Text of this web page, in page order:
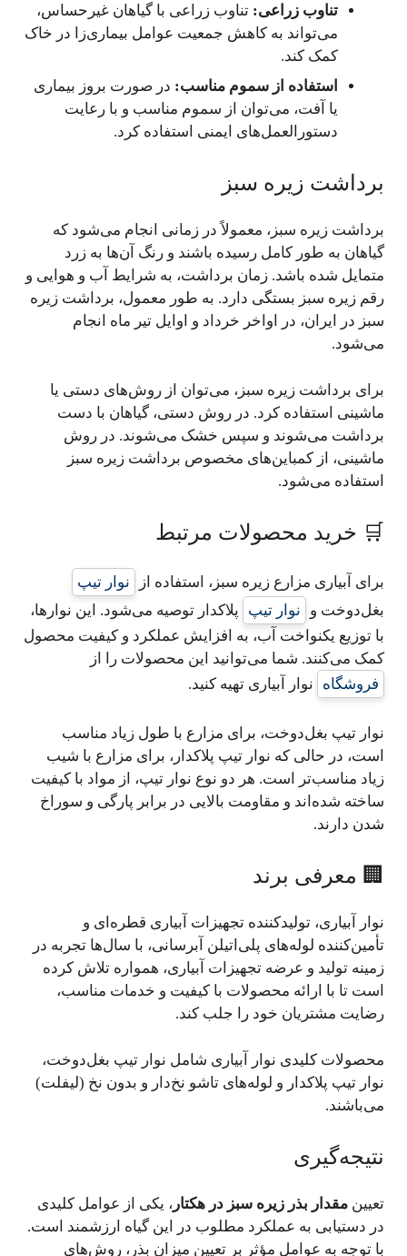
تناوب زراعی: تناوب زراعی با گیاهان غیرحساس،
می‌تواند به کاهش جمعیت عوامل بیماری‌زا در خاک
کمک کند.
استفاده از سموم مناسب: در صورت بروز بیماری
یا آفت، می‌توان از سموم مناسب و با رعایت
دستورالعمل‌های ایمنی استفاده کرد.
برداشت زیره سبز
برداشت زیره سبز، معمولاً در زمانی انجام می‌شود که
گیاهان به طور کامل رسیده باشند و رنگ آن‌ها به زرد
متمایل شده باشد. زمان برداشت، به شرایط آب و هوایی و
رقم زیره سبز بستگی دارد. به طور معمول، برداشت زیره
سبز در ایران، در اواخر خرداد و اوایل تیر ماه انجام
می‌شود.
برای برداشت زیره سبز، می‌توان از روش‌های دستی یا
ماشینی استفاده کرد. در روش دستی، گیاهان با دست
برداشت می‌شوند و سپس خشک می‌شوند. در روش
ماشینی، از کمباین‌های مخصوص برداشت زیره سبز
استفاده می‌شود.
🛒 خرید محصولات مرتبط
برای آبیاری مزارع زیره سبز، استفاده از
نوار تیپ
بغل‌دوخت و
نوار تیپ
پلاکدار توصیه می‌شود. این نوارها،
با توزیع یکنواخت آب، به افزایش عملکرد و کیفیت محصول
کمک می‌کنند. شما می‌توانید این محصولات را از
فروشگاه
نوار آبیاری تهیه کنید.
نوار تیپ بغل‌دوخت، برای مزارع با طول زیاد مناسب
است، در حالی که نوار تیپ پلاکدار، برای مزارع با شیب
زیاد مناسب‌تر است. هر دو نوع نوار تیپ، از مواد با کیفیت
ساخته شده‌اند و مقاومت بالایی در برابر پارگی و سوراخ
شدن دارند.
🏢 معرفی برند
نوار آبیاری، تولیدکننده تجهیزات آبیاری قطره‌ای و
تأمین‌کننده لوله‌های پلی‌اتیلن آبرسانی، با سال‌ها تجربه در
زمینه تولید و عرضه تجهیزات آبیاری، همواره تلاش کرده
است تا با ارائه محصولات با کیفیت و خدمات مناسب،
رضایت مشتریان خود را جلب کند.
محصولات کلیدی نوار آبیاری شامل نوار تیپ بغل‌دوخت،
نوار تیپ پلاکدار و لوله‌های تاشو نخ‌دار و بدون نخ (لیفلت)
می‌باشند.
نتیجه‌گیری
تعیین مقدار بذر زیره سبز در هکتار ، یکی از عوامل کلیدی
در دستیابی به عملکرد مطلوب در این گیاه ارزشمند است.
با توجه به عوامل مؤثر بر تعیین میزان بذر، روش‌های